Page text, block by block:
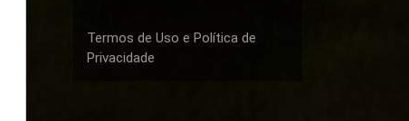
Termos de Uso e Política de
Privacidade